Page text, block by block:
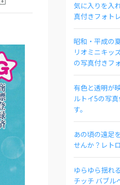
気に入りを入
真付きフォト
昭和・平成の
リオミニキッ
の写真付きフ
有色と透明が
ルトイ5の写
す。
あの頃の遠足
せんか？レト
ゆらゆら揺れ
チッチ バブル